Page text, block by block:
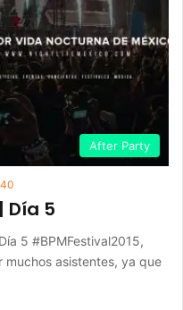
After Party
Día 5
5 #BPMFestival2015,
muchos asistentes, ya que